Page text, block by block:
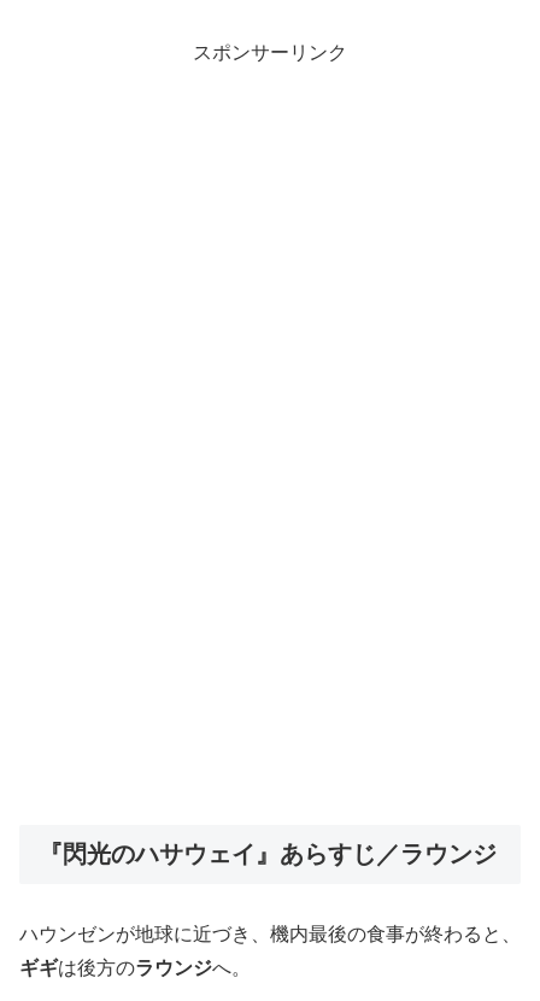
スポンサーリンク
『閃光のハサウェイ』あらすじ／ラウンジ
ハウンゼンが地球に近づき、機内最後の食事が終わると、
ギギは後方のラウンジへ。